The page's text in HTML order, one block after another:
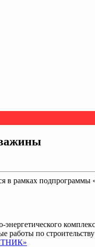
в рамках
по